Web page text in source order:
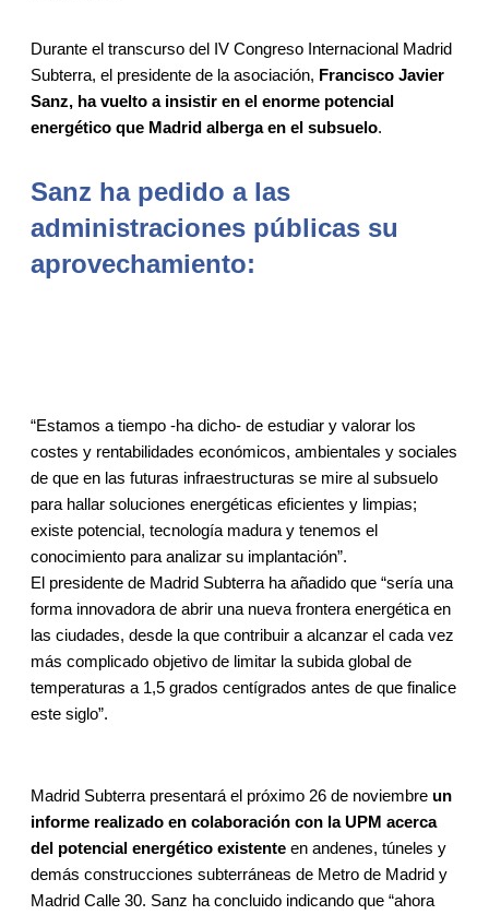
Durante el transcurso del IV Congreso Internacional Madrid
Subterra, el presidente de la asociación, Francisco Javier
Sanz, ha vuelto a insistir en el enorme potencial
energético que Madrid alberga en el subsuelo.
Sanz ha pedido a las
administraciones públicas su
aprovechamiento:
“Estamos a tiempo -ha dicho- de estudiar y valorar los
costes y rentabilidades económicos, ambientales y sociales
de que en las futuras infraestructuras se mire al subsuelo
para hallar soluciones energéticas eficientes y limpias;
existe potencial, tecnología madura y tenemos el
conocimiento para analizar su implantación”.
El presidente de Madrid Subterra ha añadido que “sería una
forma innovadora de abrir una nueva frontera energética en
las ciudades, desde la que contribuir a alcanzar el cada vez
más complicado objetivo de limitar la subida global de
temperaturas a 1,5 grados centígrados antes de que finalice
este siglo”.
Madrid Subterra presentará el próximo 26 de noviembre un
informe realizado en colaboración con la UPM acerca
del potencial energético existenteen andenes, túneles y
demás construcciones subterráneas de Metro de Madrid y
Madrid Calle 30. Sanz ha concluido indicando que “ahora